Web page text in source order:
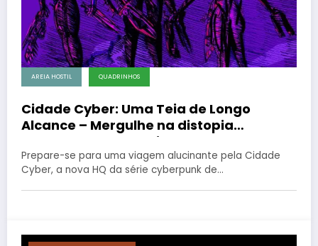
AREIA HOSTIL QUADRINHOS
Cidade Cyber: Uma Teia de Longo
Alcance – Mergulhe na distopia
cyberpunk de Law Tissot!
Prepare-se para uma viagem alucinante pela Cidade
Cyber, a nova HQ da série cyberpunk de…